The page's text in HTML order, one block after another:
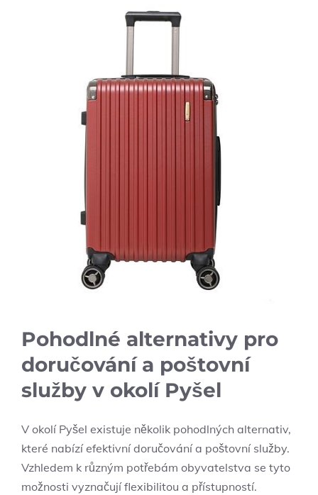
Pohodlné alternativy pro
doručování a poštovní
služby v okolí Pyšel
V okolí Pyšel existuje několik pohodlných alternativ,
které nabízí efektivní doručování a poštovní služby.
Vzhledem k různým potřebám obyvatelstva se tyto
možnosti vyznačují flexibilitou a přístupností.